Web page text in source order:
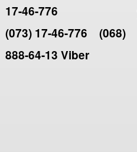
17-46-776
(073) 17-46-776
(068)
888-64-13 Viber